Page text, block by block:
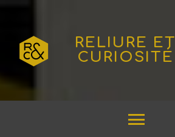
RELIURE ET
CURIOSITÉ